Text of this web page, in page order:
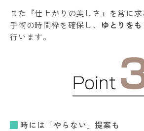
また『仕上がりの美しさ』を常に
手術の時間枠を確保し、 ゆとりを
行います。
時には「やらない」提案も